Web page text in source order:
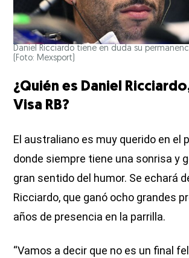
Daniel Ricciardo tiene en duda su
(Foto: Mexsport)
¿Quién es Daniel
Visa RB?
El australiano es muy querido en el
donde siempre tiene una sonrisa y
gran sentido del humor. Se echará
Ricciardo, que ganó ocho grandes
años de presencia en la parrilla.
“Vamos a decir que no es un final